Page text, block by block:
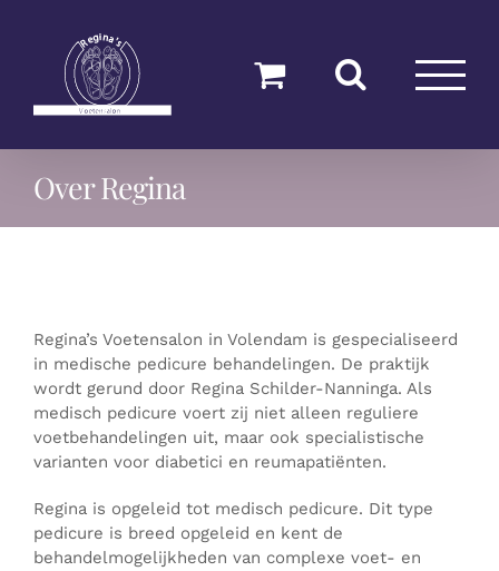
Over Regina
Regina’s Voetensalon in Volendam is gespecialiseerd
in medische pedicure behandelingen. De praktijk
wordt gerund door Regina Schilder-Nanninga. Als
medisch pedicure voert zij niet alleen reguliere
voetbehandelingen uit, maar ook specialistische
varianten voor diabetici en reumapatiënten.
Regina is opgeleid tot medisch pedicure. Dit type
pedicure is breed opgeleid en kent de
behandelmogelijkheden van complexe voet- en